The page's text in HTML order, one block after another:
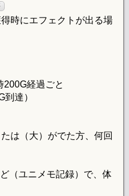
時にエフェクトが出る場
200G経過ごと
達）
は（大）がでた方、何回
（ユニメモ記録）で、体